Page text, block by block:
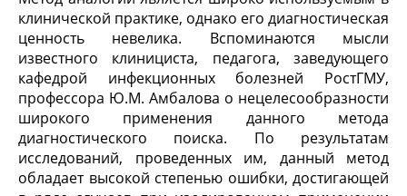
клинической практике, однако его диагностическая
ценность невелика. Вспоминаются мысли
известного клинициста, педагога, заведующего
кафедрой инфекционных болезней РостГМУ,
профессора Ю.М. Амбалова о нецелесообразности
широкого применения данного метода
диагностического поиска. По результатам
исследований, проведенных им, данный метод
обладает высокой степенью ошибки, достигающей